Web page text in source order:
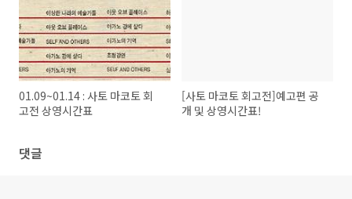
01.09~01.14 : 사토 마코토 회
고전 상영시간표
[사토 마코토 회고전]예고편 공
개 및 상영시간표!
댓글